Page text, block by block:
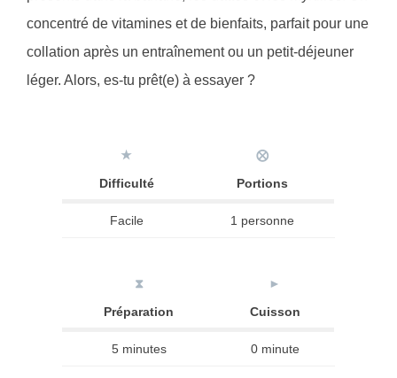
concentré de vitamines et de bienfaits, parfait pour une
collation après un entraînement ou un petit-déjeuner
léger. Alors, es-tu prêt(e) à essayer ?
★
Difficulté
⨂
Portions
Facile 1 personne
⧗
Préparation
►
Cuisson
5 minutes 0 minute